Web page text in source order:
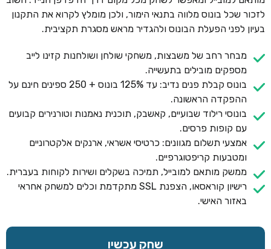
לזכור שכל בונוס מלווה בתנאי הימור, ולכן מומלץ לקרוא את התקנון
בעיון לפני הפעלת הבונוס ולהגדיר מראש מסגרת תקציבית.
מבחר רחב של משבצות, משחקי שולחן ושולחנות קזינו לייב
מספקים מובילים בתעשייה.
בונוס קבלת פנים נדיב: עד 125% בונוס + 250 ספינים חינם על
ההפקדה הראשונה.
בונוסי רילוד שבועיים, קאשבק, תוכנית נאמנות וטורנירים קבועים
עם קופות פרסים.
אמצעי תשלום מגוונים: כרטיסי אשראי, ארנקים אלקטרוניים
ומטבעות קריפטוגרפיים.
ממשק מותאם למובייל, תמיכה בשקלים ושירות לקוחות בעברית.
רישיון קוראסאו, הצפנת SSL מתקדמת וכלים למשחק אחראי
באזור האישי.
שחק עכשיו